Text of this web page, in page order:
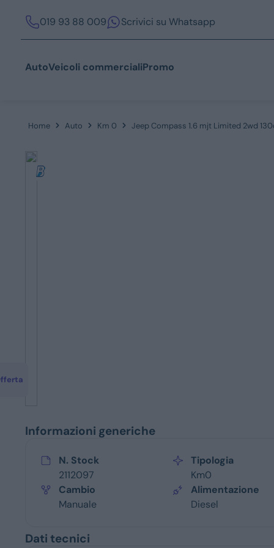
019 93 88 009 Scrivici su Whatsapp
AutoVeicoli commercialiPromo
Home Auto Km 0 Jeep Compass 1.6 mjt Limited 2wd
Informazioni generiche
N. Stock
2112097
Tipologia
Km0
Cambio
Manuale
Alimentazione
Diesel
Dati tecnici